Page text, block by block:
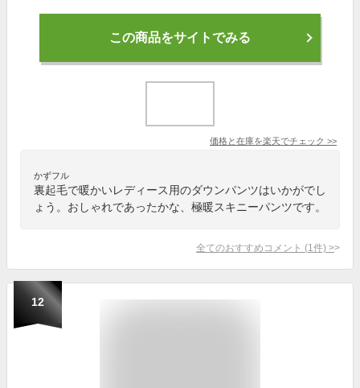
この商品をサイトでみる
価格と在庫を楽天でチェック >>
かずフル
裏起毛で暖かいレディース用のダウンパンツはいかがでし
ょう。おしゃれであったかな、極暖スキニーパンツです。
全てのおすすめコメント (1 件) >
12